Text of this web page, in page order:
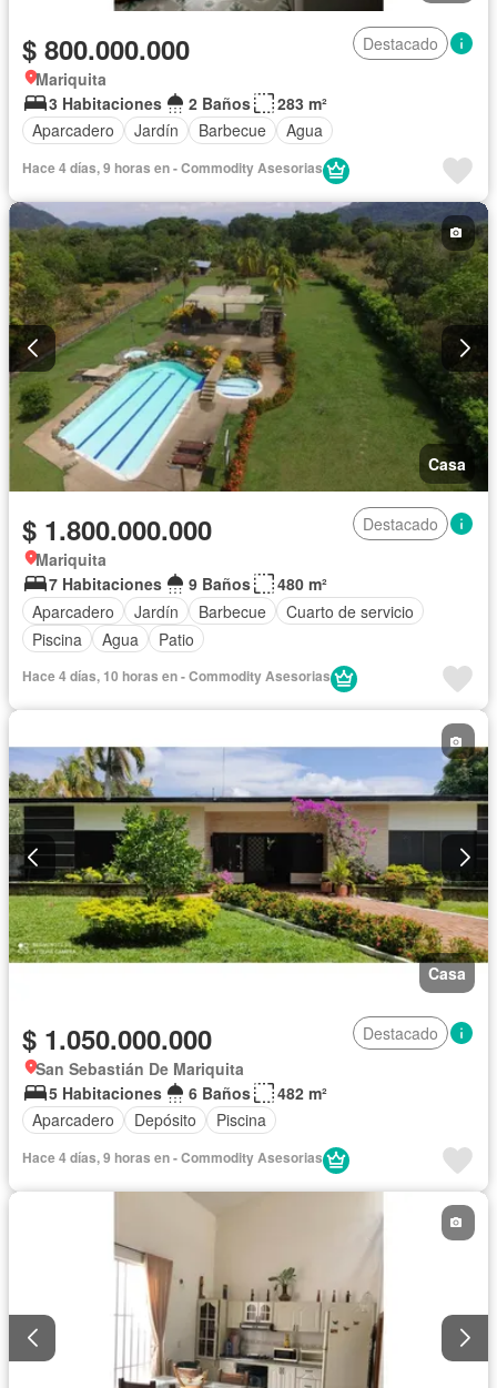
$ 800.000.000
Destacado
Mariquita
3 Habitaciones
2 Baños
283 m²
Aparcadero
Jardín Barbecue Agua
Hace 4 días, 9 horas en - Commodity Asesorias
Casa
$ 1.800.000.000
Destacado
Mariquita
7 Habitaciones
9 Baños
480 m²
Aparcadero
Jardín Barbecue
Cuarto de servicio
Piscina
Agua Patio
Hace 4 días, 10 horas en - Commodity Asesorias
Casa
$ 1.050.000.000
Destacado
San Sebastián De Mariquita
5 Habitaciones
6 Baños
482 m²
Aparcadero
Depósito Piscina
Hace 4 días, 9 horas en - Commodity Asesorias